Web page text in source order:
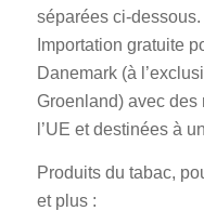
séparées ci-dessous.
Importation gratuite
Danemark (à
Groenland) avec
l’UE et destinées à
Produits du tabac,
et plus :